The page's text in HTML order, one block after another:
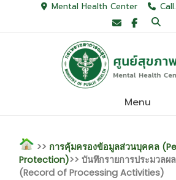
Mental Health Center
Menu
>> การคุ้มครองข้อมูลส่วนบุคคล
Protection)>> บันทึกรายการประมวล
(Record of Processing Activities)